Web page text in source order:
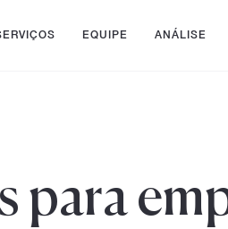
EQUIPE ANÁLISE
para